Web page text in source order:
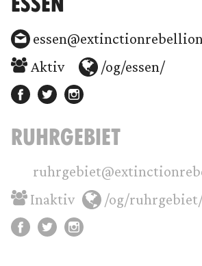
Aktiv
/og/essen/
RUHRGEBIET
Inaktiv
/og/